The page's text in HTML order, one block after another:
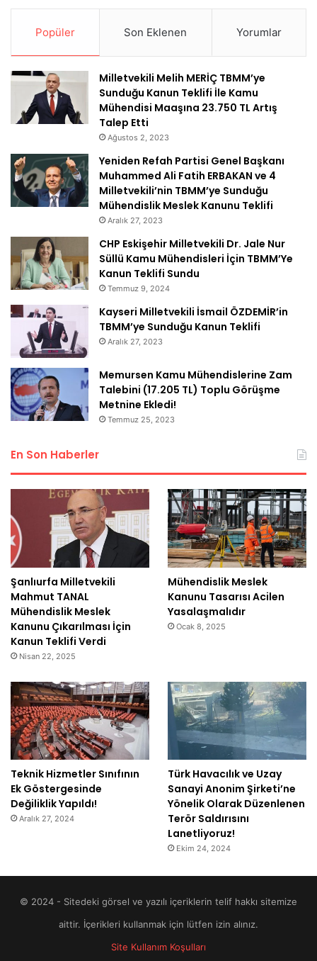
Popüler Son Eklenen Yorumlar
Milletvekili Melih MERİÇ TBMM’ye
Sunduğu Kanun Teklifi İle Kamu
Mühendisi Maaşına 23.750 TL Artış
Talep Etti
Ağustos 2, 2023
Yeniden Refah Partisi Genel Başkanı
Muhammed Ali Fatih ERBAKAN ve 4
Milletvekili’nin TBMM’ye Sunduğu
Mühendislik Meslek Kanunu Teklifi
Aralık 27, 2023
CHP Eskişehir Milletvekili Dr. Jale Nur
Süllü Kamu Mühendisleri İçin TBMM’Ye
Kanun Teklifi Sundu
Temmuz 9, 2024
Kayseri Milletvekili İsmail ÖZDEMİR’in
TBMM’ye Sunduğu Kanun Teklifi
Aralık 27, 2023
Memursen Kamu Mühendislerine Zam
Talebini (17.205 TL) Toplu Görüşme
Metnine Ekledi!
Temmuz 25, 2023
En Son Haberler
Şanlıurfa Milletvekili
Mahmut TANAL
Mühendislik Meslek
Kanunu Çıkarılması İçin
Kanun Teklifi Verdi
Nisan 22, 2025
Mühendislik Meslek
Kanunu Tasarısı Acilen
Yasalaşmalıdır
Ocak 8, 2025
Teknik Hizmetler Sınıfının
Ek Göstergesinde
Değiliklik Yapıldı!
Aralık 27, 2024
Türk Havacılık ve Uzay
Sanayi Anonim Şirketi’ne
Yönelik Olarak Düzenlenen
Terör Saldırısını
Lanetliyoruz!
Ekim 24, 2024
© 2024 - Sitedeki görsel ve yazılı içeriklerin telif hakkı sitemize
aittir. İçerikleri kullanmak için lütfen izin alınız.
Site Kullanım Koşulları